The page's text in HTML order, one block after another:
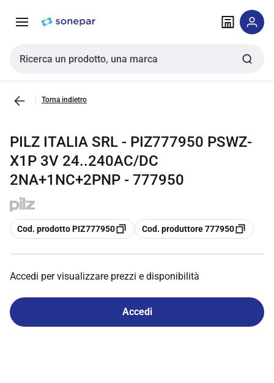
navigazione alla
Cerca input
Torna indietro
PILZ ITALIA SRL - PIZ777950 PSWZ-
X1P 3V 24..240AC/DC
2NA+1NC+2PNP - 777950
copia
Cod. prodotto PIZ777950 copia
Cod. produttore 777950
Accedi per visualizzare prezzi e disponibilità
Accedi